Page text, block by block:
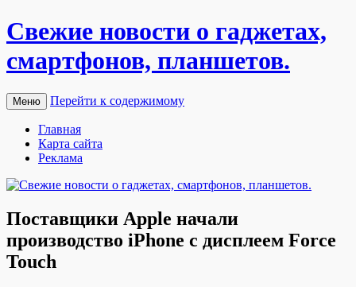
Свежие новости о гаджетах,
смартфонов, планшетов.
Меню Перейти к содержимому
Главная
Карта сайта
Реклама
Поставщики Apple начали
производство iPhone c дисплеем Force
Touch